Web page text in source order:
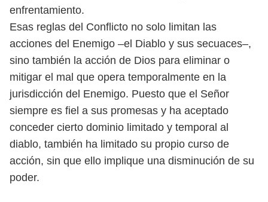
enfrentamiento.
Esas reglas del Conflicto no solo limitan las
acciones del Enemigo –el Diablo y sus secuaces–,
sino también la acción de Dios para eliminar o
mitigar el mal que opera temporalmente en la
jurisdicción del Enemigo. Puesto que el Señor
siempre es fiel a sus promesas y ha aceptado
conceder cierto dominio limitado y temporal al
diablo, también ha limitado su propio curso de
acción, sin que ello implique una disminución de su
poder.